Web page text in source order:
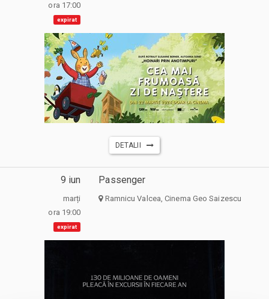
ora 17:00
expirat
DETALII
9 iun
marți
ora 19:00
expirat
Passenger
Ramnicu Valcea, Cinema Geo Saizescu